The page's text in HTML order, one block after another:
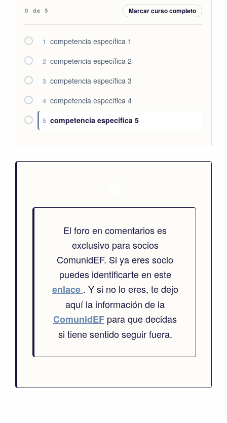
0 de 5 Marcar curso completo
1 competencia específica 1
2 competencia específica 2
3 competencia específica 3
4 competencia específica 4
5 competencia específica 5
El foro en comentarios es
exclusivo para socios
ComunidEF. Si ya eres socio
puedes identificarte en este
enlace . Y si no lo eres, te dejo
aquí la información de la
ComunidEF para que decidas
si tiene sentido seguir fuera.